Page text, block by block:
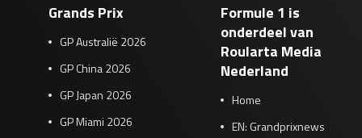
Grands Prix
GP Australië 2026
GP China 2026
GP Japan 2026
GP Miami 2026
Formule 1 is
onderdeel van
Roularta Media
Nederland
Home
EN: Grandprixnews